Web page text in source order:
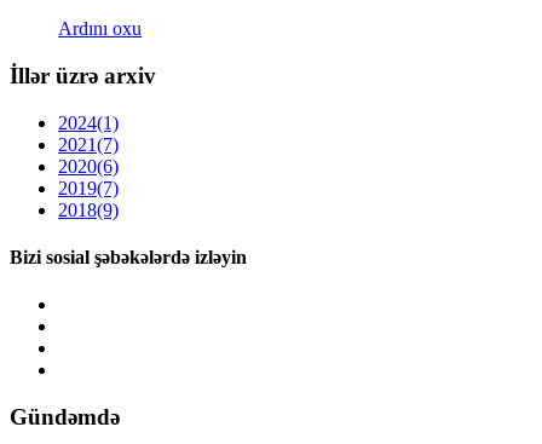
Ardını oxu
İllər üzrə arxiv
2024(1)
2021(7)
2020(6)
2019(7)
2018(9)
Bizi sosial şəbəkələrdə izləyin
Gündəmdə